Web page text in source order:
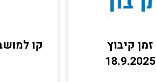
זמן קיבוץ
18.9.2025
קו למושב